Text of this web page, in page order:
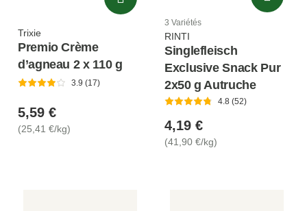
Trixie
Premio Crème
d’agneau 2 x 110 g
3.9 (17)
5,59 €
(25,41 €/kg)
3 Variétés
RINTI
Singlefleisch
Exclusive Snack Pur
2x50 g Autruche
4.8 (52)
4,19 €
(41,90 €/kg)